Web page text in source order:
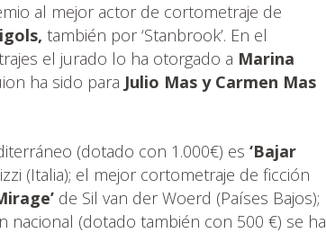
al mejor actor de cortometraje de
también por ‘Stanbrook’. En el
el jurado lo ha otorgado a Marina
ha sido para Julio Mas y Carmen Mas
(dotado con 1.000€) es ‘Bajar
(Italia); el mejor cortometraje de ficción
de Sil van der Woerd (Países Bajos);
(dotado también con 500 €) se ha